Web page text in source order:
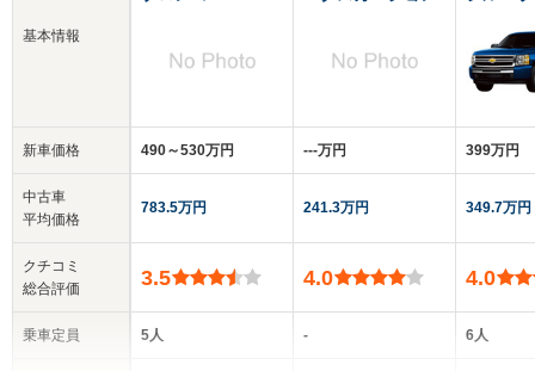
基本情報
新車価格
中古車
平均価格
クチコミ
総合評価
乗車定員
490～530万円
783.5万円
3.5
5人
‐‐‐万円
241.3万円
4.0
-
399万円
349.7万円
4.0
6人